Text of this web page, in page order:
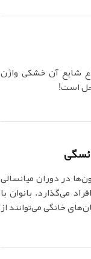
شایع آن خشکی واژن
است!
در دوران میانسالی
می‌گذارد. بانوان با
خانگی می‌توانند از